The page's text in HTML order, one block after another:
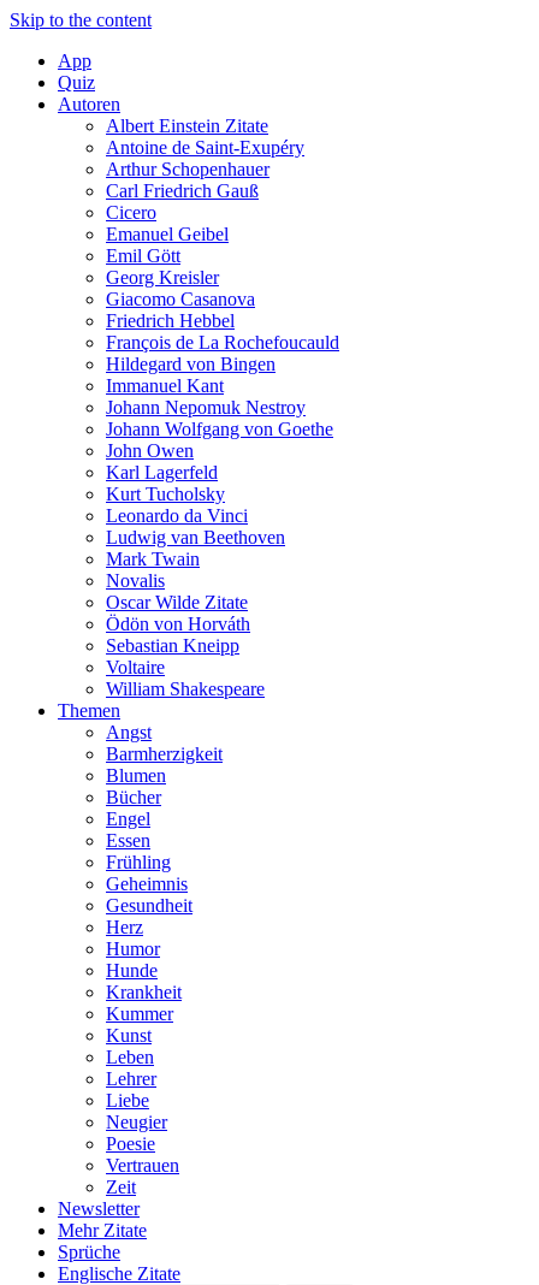
Skip to the content
App
Quiz
Autoren
Albert Einstein Zitate
Antoine de Saint-Exupéry
Arthur Schopenhauer
Carl Friedrich Gauß
Cicero
Emanuel Geibel
Emil Gött
Georg Kreisler
Giacomo Casanova
Friedrich Hebbel
François de La Rochefoucauld
Hildegard von Bingen
Immanuel Kant
Johann Nepomuk Nestroy
Johann Wolfgang von Goethe
John Owen
Karl Lagerfeld
Kurt Tucholsky
Leonardo da Vinci
Ludwig van Beethoven
Mark Twain
Novalis
Oscar Wilde Zitate
Ödön von Horváth
Sebastian Kneipp
Voltaire
William Shakespeare
Themen
Angst
Barmherzigkeit
Blumen
Bücher
Engel
Essen
Frühling
Geheimnis
Gesundheit
Herz
Humor
Hunde
Krankheit
Kummer
Kunst
Leben
Lehrer
Liebe
Neugier
Poesie
Vertrauen
Zeit
Newsletter
Mehr Zitate
Sprüche
Englische Zitate